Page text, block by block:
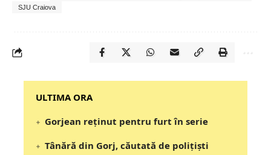
SJU Craiova
‎‎‎‎‎‎‎ULTIMA ORA
Gorjean reținut pentru furt în serie
Tânără din Gorj, căutată de polițiști